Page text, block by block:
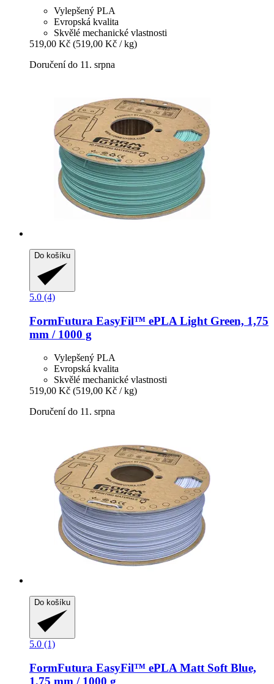
Vylepšený PLA
Evropská kvalita
Skvělé mechanické vlastnosti
519,00 Kč (519,00 Kč / kg)
Doručení do 11. srpna
Do košíku
5.0 (4)
FormFutura EasyFil™ ePLA Light Green, 1,75
mm / 1000 g
Vylepšený PLA
Evropská kvalita
Skvělé mechanické vlastnosti
519,00 Kč (519,00 Kč / kg)
Doručení do 11. srpna
Do košíku
5.0 (1)
FormFutura EasyFil™ ePLA Matt Soft Blue,
1,75 mm / 1000 g